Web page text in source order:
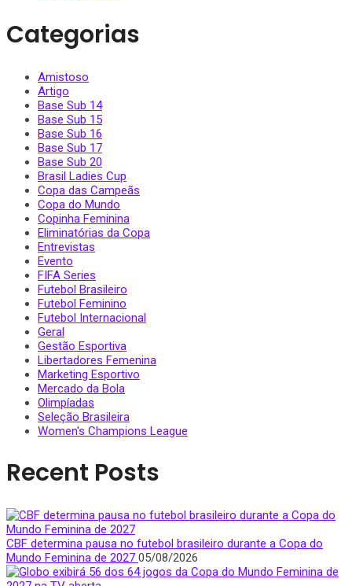
Categorias
Amistoso
Artigo
Base Sub 14
Base Sub 15
Base Sub 16
Base Sub 17
Base Sub 20
Brasil Ladies Cup
Copa das Campeãs
Copa do Mundo
Copinha Feminina
Eliminatórias da Copa
Entrevistas
Evento
FIFA Series
Futebol Brasileiro
Futebol Feminino
Futebol Internacional
Geral
Gestão Esportiva
Libertadores Femenina
Marketing Esportivo
Mercado da Bola
Olimpíadas
Seleção Brasileira
Women's Champions League
Recent Posts
CBF determina pausa no futebol brasileiro durante a Copa do
Mundo Feminina de 2027 05/08/2026